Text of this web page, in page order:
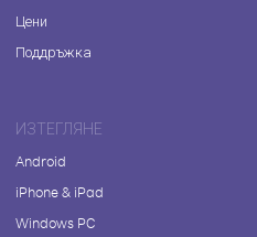
Цени
Поддръжка
ИЗТЕГЛЯНЕ
Android
iPhone & iPad
Windows PC